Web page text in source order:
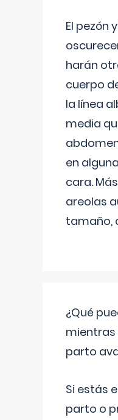
El pezón
harán
cuerpo
la línea
media
en
cara.
areolas
tamaño,
¿Qué
mientras
parto
Si estás
parto o